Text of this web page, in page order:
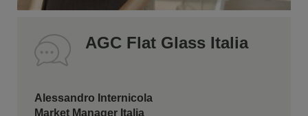
AGC Flat Glass Italia
Alessandro Internicola
Market Manager Italia